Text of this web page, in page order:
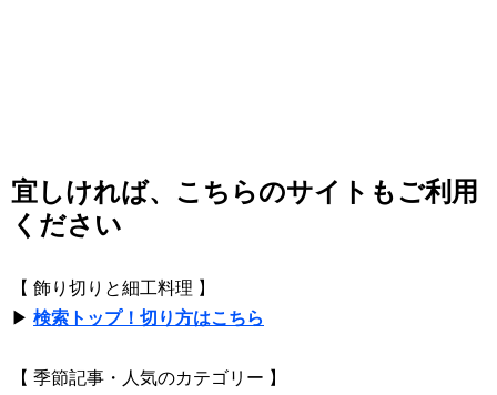
宜しければ、こちらのサイトもご利用
ください
【 飾り切りと細工料理 】
▶ 検索トップ！切り方はこちら
【 季節記事・人気のカテゴリー 】